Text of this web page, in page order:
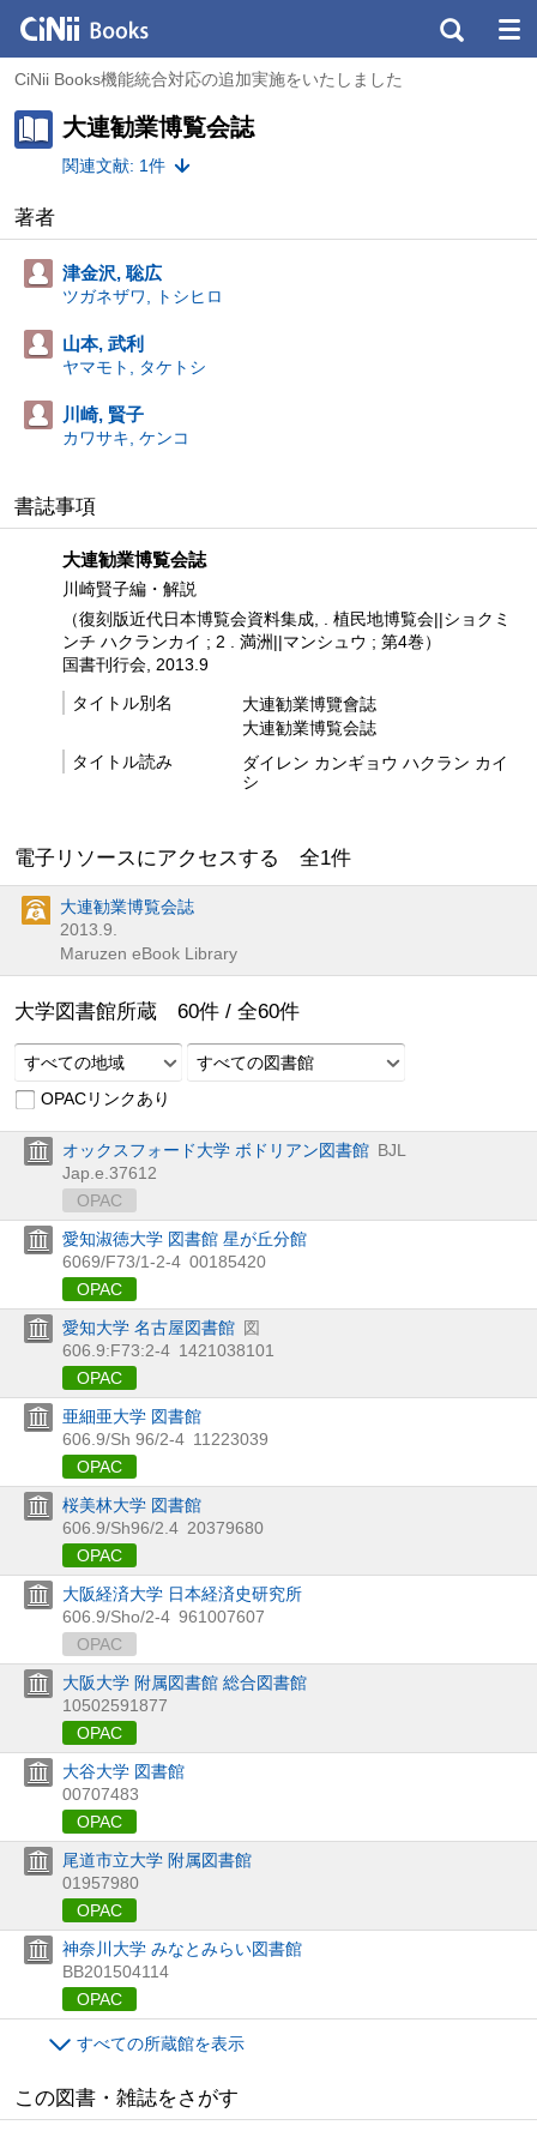
CiNii Books機能統合対応の追加実施をいたしました
大連勧業博覧会誌
関連文献: 1件
著者
津金沢, 聡広
ツガネザワ, トシヒロ
山本, 武利
ヤマモト, タケトシ
川崎, 賢子
カワサキ, ケンコ
書誌事項
大連勧業博覧会誌
川崎賢子編・解説
（復刻版近代日本博覧会資料集成, . 植民地博覧会||ショクミ
ンチ ハクランカイ ; 2 . 満洲||マンシュウ ; 第4巻）
国書刊行会, 2013.9
タイトル別名
大連勧業博覽會誌
大連勧業博覧会誌
タイトル読み
ダイレン カンギョウ ハクラン カイ
シ
電子リソースにアクセスする 全1件
大連勧業博覧会誌
2013.9.
Maruzen eBook Library
大学図書館所蔵 60件 / 全60件
すべての地域
すべての図書館
OPACリンクあり
オックスフォード大学 ボドリアン図書館 BJL
Jap.e.37612
OPAC
愛知淑徳大学 図書館 星が丘分館
6069/F73/1-2-4 00185420
OPAC
愛知大学 名古屋図書館 図
606.9:F73:2-4 1421038101
OPAC
亜細亜大学 図書館
606.9/Sh 96/2-4 11223039
OPAC
桜美林大学 図書館
606.9/Sh96/2.4 20379680
OPAC
大阪経済大学 日本経済史研究所
606.9/Sho/2-4 961007607
OPAC
大阪大学 附属図書館 総合図書館
10502591877
OPAC
大谷大学 図書館
00707483
OPAC
尾道市立大学 附属図書館
01957980
OPAC
神奈川大学 みなとみらい図書館
BB201504114
OPAC
すべての所蔵館を表示
この図書・雑誌をさがす